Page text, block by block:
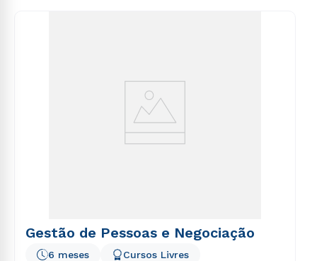
Gestão de Pessoas e Negociação
6 meses Cursos Livres